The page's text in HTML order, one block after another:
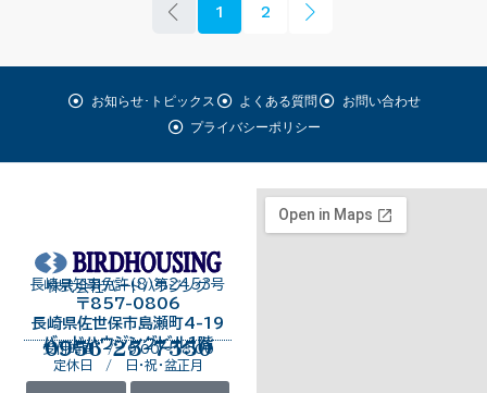
1 2
お知らせ･トピックス よくある質問
お問い合わせ
プライバシーポリシー
長崎県知事免許（8）第2453号
株式会社バードハウジング
〒857-0806
長崎県佐世保市島瀬町4-19
バードハウジングビル１階
0956-25-7550
受付時間 / 9:00～18:00
定休日 / 日・祝・盆正月